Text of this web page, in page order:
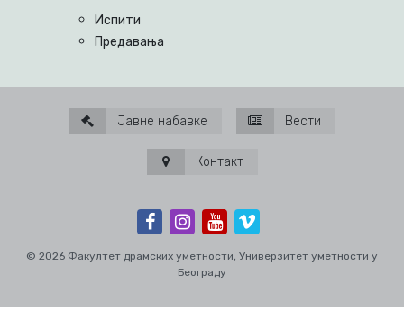
Испити
Предавања
Јавне набавке Вести
Контакт
© 2026 Факултет драмских уметности, Универзитет уметности у
Београду